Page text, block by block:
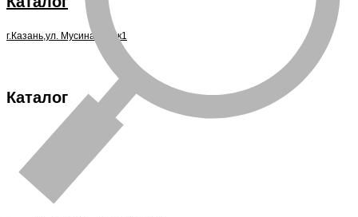
г.Казань,ул. Мусина, 29Бк1
Каталог